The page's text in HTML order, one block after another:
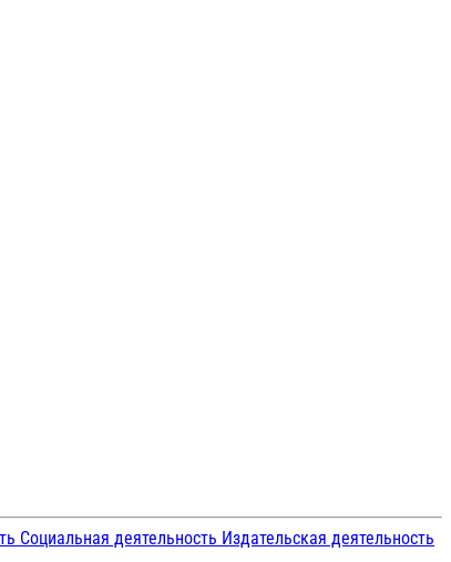
Социальная деятельность Издательская деятельность